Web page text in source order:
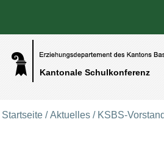
Kantonale Schulkonferenz
Benutzerspezifische Werkzeuge
Direkt zum Inhalt|Direkt zur
Startseite /Aktuelles / KSBS-